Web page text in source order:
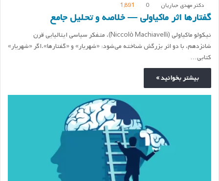
دکتر مهدی جباریان 0
1,891
گفتارها اثر ماکیاولی — خلاصه و تحلیل جامع
نیکولو ماکیاولی (Niccolò Machiavelli)، متفکر سیاسی ایتالیایی قرن
شانزدهم، با دو اثر بزرگش شناخته می‌شود: «شهریار» و «گفتارها».اگر «شهریار»
کتابی…
بیشتر بخوانید »